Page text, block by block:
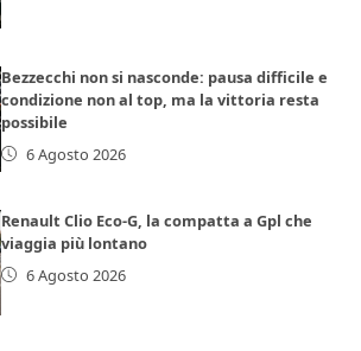
Bezzecchi non si nasconde: pausa difficile e
condizione non al top, ma la vittoria resta
possibile
6 Agosto 2026
Renault Clio Eco-G, la compatta a Gpl che
viaggia più lontano
6 Agosto 2026